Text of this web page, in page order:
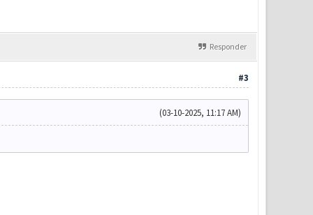
Responder
#3
(03-10-2025, 11:17 AM)